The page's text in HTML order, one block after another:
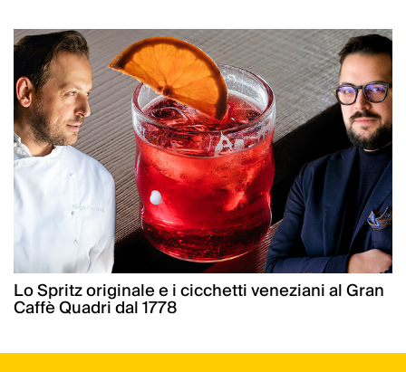
Lo Spritz originale e i cicchetti veneziani al Gran
Caffè Quadri dal 1778